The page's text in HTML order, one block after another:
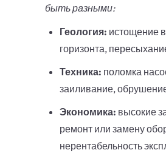
быть разными:
Геология: истощение
горизонта,
Техника: поломка
заиливание,
Экономика: высокие
ремонт или замену
нерентабельность